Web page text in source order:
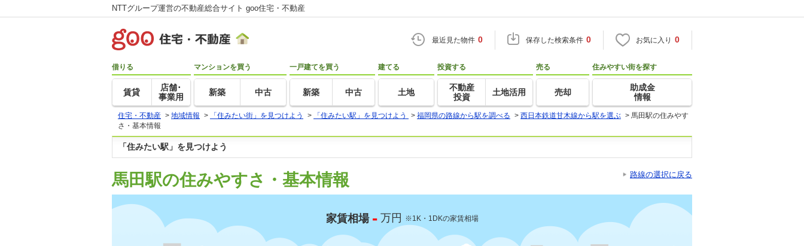
NTTグループ運営の不動産総合サイト goo住宅・不動産
最近見た物件 0 保存した検索条件 0 お気に入り 0
借りる
賃貸
店舗･
事業用
マンションを買う
新築 中古
一戸建てを買う
新築 中古
建てる
土地
投資する
不動産
投資
土地活用
売る
売却
住みやすい街を探す
助成金
情報
住宅・不動産 > 地域情報 > 「住みたい街」を見つけよう > 「住みたい駅」を見つけよう > 福岡県の路線から駅を調べる > 西日本鉄道甘木線から駅を選ぶ > 馬田駅の住みやす
さ・基本情報
「住みたい駅」を見つけよう
馬田駅の住みやすさ・基本情報 路線の選択に戻る
家賃相場 -万円 ※1K・1DKの家賃相場